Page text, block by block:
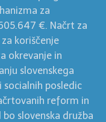
za
€. Načrt za
koriščenje
okrevanje in
slovenskega
socialnih posledic
reform in
slovenska družba